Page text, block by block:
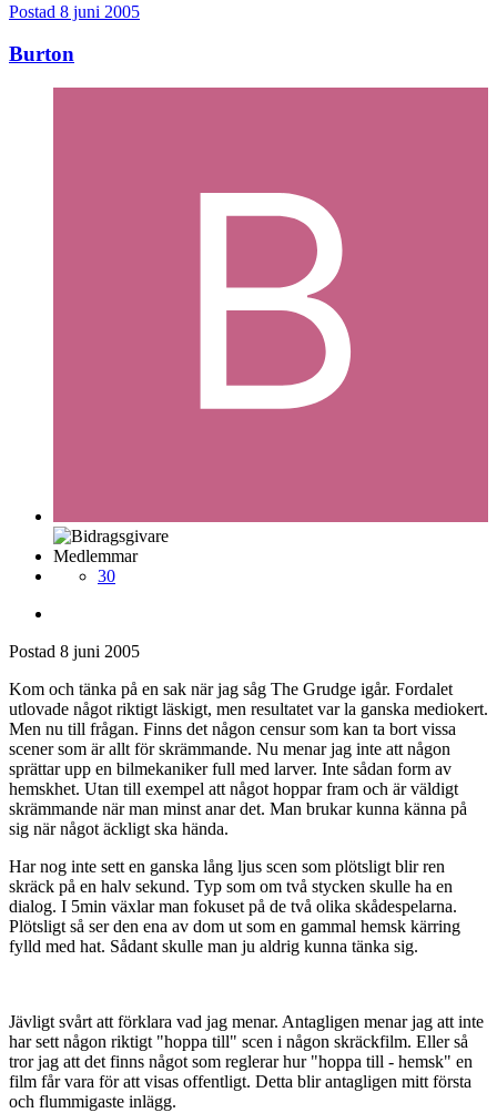
Postad 8 juni 2005
Burton
Medlemmar
30
Postad 8 juni 2005
Kom och tänka på en sak när jag såg The Grudge igår. Fordalet
utlovade något riktigt läskigt, men resultatet var la ganska mediokert.
Men nu till frågan. Finns det någon censur som kan ta bort vissa
scener som är allt för skrämmande. Nu menar jag inte att någon
sprättar upp en bilmekaniker full med larver. Inte sådan form av
hemskhet. Utan till exempel att något hoppar fram och är väldigt
skrämmande när man minst anar det. Man brukar kunna känna på
sig när något äckligt ska hända.
Har nog inte sett en ganska lång ljus scen som plötsligt blir ren
skräck på en halv sekund. Typ som om två stycken skulle ha en
dialog. I 5min växlar man fokuset på de två olika skådespelarna.
Plötsligt så ser den ena av dom ut som en gammal hemsk kärring
fylld med hat. Sådant skulle man ju aldrig kunna tänka sig.
Jävligt svårt att förklara vad jag menar. Antagligen menar jag att inte
har sett någon riktigt "hoppa till" scen i någon skräckfilm. Eller så
tror jag att det finns något som reglerar hur "hoppa till - hemsk" en
film får vara för att visas offentligt. Detta blir antagligen mitt första
och flummigaste inlägg.